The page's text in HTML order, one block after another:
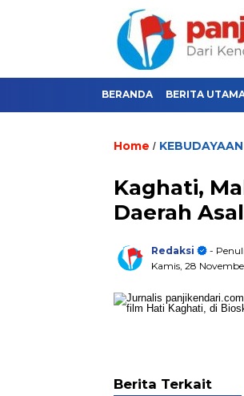
BERANDA BERITA
Home / KEBUDAYAAN
Kaghati,
Daerah
Redaksi
-
Kamis, 28
Berita Terkait